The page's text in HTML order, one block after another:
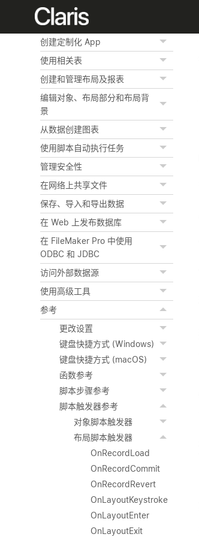
预览和打印信息
创建定制化 App
使用相关表
创建和管理布局及报表
编辑对象、布局部分和布局背
景
从数据创建图表
使用脚本自动执行任务
管理安全性
在网络上共享文件
保存、导入和导出数据
在 Web 上发布数据库
在 FileMaker Pro 中使用
ODBC 和 JDBC
访问外部数据源
使用高级工具
参考
更改设置
键盘快捷方式 (Windows)
键盘快捷方式 (macOS)
函数参考
脚本步骤参考
脚本触发器参考
对象脚本触发器
布局脚本触发器
OnRecordLoad
OnRecordCommit
OnRecordRevert
OnLayoutKeystroke
OnLayoutEnter
OnLayoutExit